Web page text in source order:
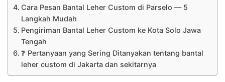
Cara Pesan Bantal Leher Custom di Parselo — 5
Langkah Mudah
Pengiriman Bantal Leher Custom ke Kota Solo Jawa
Tengah
❓ Pertanyaan yang Sering Ditanyakan tentang bantal
leher custom di Jakarta dan sekitarnya